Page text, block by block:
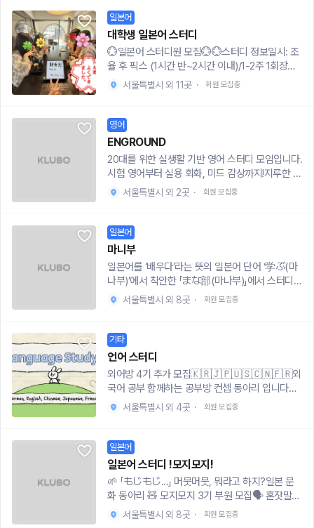
tion.so/Quack-177dd64f43f180b9b887ec12
afdc673d문의 사항이 있으신 경우 위 연락 수단
을 이용하여 문의 주시기 바랍니다! 🐥운영주체영
어 실력자 2명과 프로공감러 영어초보운영진 1명
이 운영하고 있는 영어 회화 대학연합동아리 입니
다.🦆운영진의 인맥으로 버클리 대학 출신 사촌언
생이 자치적으로 운영하는 동아리입니다. 즐겁고
유익한 기억으로 남을 수 있도록 노력하는 "꽥" 이
되겠습니다. 감사합니다!
ms.gle/Dxkr84HPAFwLv3gr8#지원서로만 지
원해주세요!💰 참가 비용* 입회비: 없음* 기타 비
용: 모임 시 발생하는 비용은 영수증을 통해 공정하
게 분할 계산🔗 더 알아보기* 활동 내역: https://b
it.ly/4jV2Oe6* 인스타 계정 : @black_t2a_offici
al * 인스타 : https://www.instagram.com/bla
시뮬다양한 주제를 가지고 자유롭게 프리토킹각자
역할을 분배하여 실제 상황 시뮬을 통해 빠르게 학
습합니다! 💙게임/퀴즈활동즐겁게 영어를 접하고
입떼기를 통해 말하는데 어려움이 없도록 단련하
는 활동입니다!💙언어교환프로그램외국인 친구들
과의 언어 교환 프로그램 참여! 서로의 언어를 배우
력과 창의적 사고를 기를 수 있으며 카드 뉴스레터
를 통해 트렌드도 얻어갈 수 있는 혜택있어요!💙영
화/드라마 감상유명한 영화/드라마 함께 시청하고
이후 따라해보며 발음교정 연습해요!💙MT활동 중
1회 MT 시간이 있습니다!🏠인스타 구경: @un_z
ero_0https://www.instagram.com/un_zero_
O FISH QnA 오픈채팅방https://open.kakao.co
m/o/gahnABgh 으로 문의 주시길 바랍니다.
🍓모집인원- 10명 내외 모집🍓활동안내- 주1회
대면/줌 활동(월 or 금)🙌🏻 イチゴ 이치고에 함
께해 🙌🏻- 게임/퀴즈활동 1등 mvp 에게는 기프
티콘 선물증정- 회화 프리토킹으로 단기간 입떼기
가능하도록 활동구상- 일본문화 교류를 통해 눈과
입과 귀를 즐겁게 활동 (일본영화/드라마/음식/JP
추억남기기- 실제 일본 원어민과 함께하는 회화 시
간!- JLPT 등 자격증 준비반도 OK🍓이치고:イチ
ゴ 소개합니다 🩷https://curse-stoplight-461.n
otion.site/1acf21870e58801081e5c62d26b
0b8ca?pvs=4- 인스타@ichigo__clubhttps://
www.instagram.com/ichigo__club?igsh=cXk
SIfh
있어요.한국에 돌아온 후에도 영어를 가르치는 일
이 재미있어서, 영어 회화 학원을 차리기 전에 먼저
체계적인 티칭 방법과 프로세스를 만들어보고자
합니다.이번에 새학기를 맞아 실용적인 영어 회화
를 집중적으로 연습할 수 있는 스터디를 운영하려
합니다. 평소에는 영어로 프리토킹을 할 기회가 많
고, 실생활뿐만 아니라 취업 및 직장 생활에서도 필
요한 스피킹 능력을 갖출 수 있도록 도와드릴게요!️️️️️
▪️티칭 경력 - 대학 시절 한국인 유학생들을 대상으
로 영어 회화 수업 진행 - 국제 이슈를 영어로 토론
하고 정책 제안 발표▪️ 스터디 진행 방식 0회차 : O
T • 스터디 프로세스 소개 • 자기소개1회차 : < 회
은 주제 선정(예: 기본 대화, 회사, 뉴스·기사, 연설
등) • 추가적으로 원하는 주제가 있다면 반영 가능
2회차 : 주제에 대한 생각을 영어로 표현 • 자기소
개 심화 연습 (Self-introduction practice) • 선
택한 주제에 대한 간단한 Q&A 및 대화 연습3회차
이후 : 그룹 스터디 진행 (2~3명 조율 후 진행) •
추가 옵션: 1:1 맞춤 피드백 세션 (원하는 경우 별도
진행 가능)▪️ 이전 진행했던 영어 회화 스터디 주제
예시• 기본적인 일상 대화• 회사에서 사용하는 영
어• 기사·뉴스 읽고 이야기하기• 연설·프레젠테이
션▪️이런 분들에게 추천합니다!• 영어가 너무 어렵
게 느껴지는 분 (왕초보 가능!)• 영어로 말할 때 자
• 취업·업무에 필요한 기본적인 영어 소통 능력을
키우고 싶은 분• 영어 회화 가 필요한 대학생, 직장
인 분들 ⚠️ 난이도는 초·중급 수준으로, 이미 영어
회화를 능숙하게 하시는 분들에게는 비추천 드립
여의도/서울대입구 중 조율 후 확정 (주로 스터디
일본어
대학생 일본어 스터디
💮일본어 스터디원 모집💮💮스터디 정보일시: 조
율 후 픽스 (1시간 반~2시간 이내)/1-2주 1회장소:
홍대 인근 스터디카페 (조율 예정) 비용: 1/N총 인
등 다양한 콘텐츠 활용✔️실용적: 실제 사용하는 표
현 위주 학습, JLPT 예제 활용✔️꾸준히: 출석 인증
시스템 + 소소한 벌칙 벌금제(아이스크림 쏘기)✔️
함께: 단톡방에서 선착순 일본어 단어 퀴즈 💮지원
자격일본어 초보자 ~ 중고급자 (JLPT N5-N2 수
준)성실하고 적극적인 분재밌게 일본어 공부해보
https://naver.me/G3P5skus기타 문의사항 👉🏻
https://open.kakao.com/o/sNC19UFh
서울특별시 외 11곳 · 회원 모집중
영어
ENGROUND
20대를 위한 실생활 기반 영어 스터디 모임입니다.
시험 영어부터 실용 회화, 미드 감상까지!지루한 공
부는 그만—목표도, 감성도 함께 채워요.[ 스터디
러운 억양, 감정, 발음 캐치- 감상 후 자유 토론 +
유용한 문장 정리- 영어를 ‘취미처럼’ 배우고 싶은
분께 추천!📌 토익반 (600+ / 700+ / 800+)- 실
전 모의고사 풀이 & 오답 분석- 최신 기출 반영 학
습법 공유📌 토익스피킹 & 오픽반- 시험 유형별
템플릿 & 필수 표현 정리- 각 파트별 필수 문장, 단
대 인근 스터디룸 ※ 거리상 너무 먼 분은 노쇼 방지
차원에서 제한될 수 있어요.[ 참여 방법 ]입회비:
3,000원 (노쇼 방지용)📩 https://docs.google.
com/forms/d/e/1FAIpQLSeaRQp62OfzvSGS
Q/viewform?usp=header영어, 목적이 아닌 루
정치 목적은 정중히 사양합니다.
서울특별시 외 2곳 · 회원 모집중
일본어
마니부
일본어를 ‘배우다’라는 뜻의 일본어 단어 ‘学ぶ(마
나부)’에서 착안한 「まな部(마나부)」에서 스터디원
을 모집합니다!처음 일본어를 접하시는 분부터 중
서울특별시 외 8곳 · 회원 모집중
기타
언어 스터디
외어방 4기 추가 모집🇰🇷🇯🇵🇺🇸🇨🇳🇫🇷외
국어 공부 함께하는 공부방 컨셉 동아리 입니다처
음 배우는, 관심 있던 언어가 있으면 동아리 팀원들
🇺🇸 영어반 🇨🇳중국어반🇯🇵 일본어반 🇫🇷
불어반 🇰🇷한국어반동일하게 기본 단어 암기, 문
법 기초로 시작하고 각자에 맞는 단계에 맞게 공부
가능합니다. 한국어를 배우기 위한 외국인 친구들
과 언어교류도 가능!추가로 다른 언어를 희망하는
인원이 늘 경우 새로운 언어 반 개설 예정입니다.
서울특별시 외 4곳 · 회원 모집중
일본어
일본어 스터디 !모지모지!
🌱 「もじもじ...」 머뭇머뭇, 뭐라고 하지?일본 문
화 동아리 🧸 모지모지 3기 부원 모집🗣 혼잣말처
럼 일본어 중얼거려본 적 있는 사람?🍙 일본 편의
서울특별시 외 8곳 · 회원 모집중